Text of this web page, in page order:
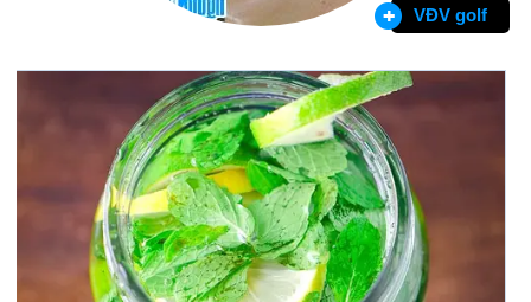
VĐV golf